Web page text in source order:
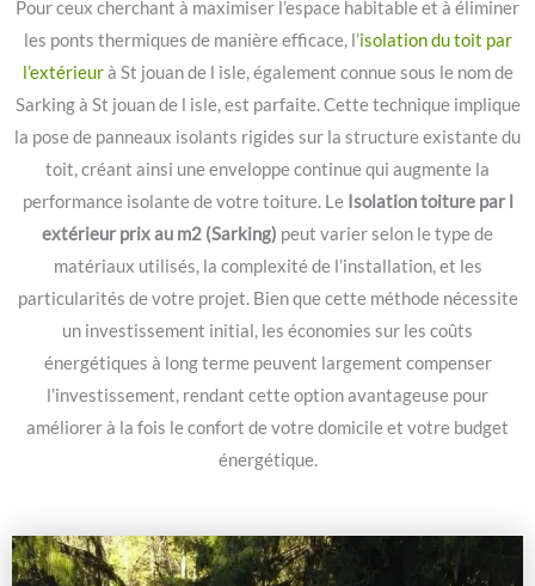
Pour ceux cherchant à maximiser l’espace habitable et à éliminer
les ponts thermiques de manière efficace, l’isolation du toit par
l’extérieurà St jouan de l isle, également connue sous le nom de
Sarking à St jouan de l isle, est parfaite. Cette technique implique
la pose de panneaux isolants rigides sur la structure existante du
toit, créant ainsi une enveloppe continue qui augmente la
performance isolante de votre toiture. Le Isolation toiture par l
extérieur prix au m2 (Sarking) peut varier selon le type de
matériaux utilisés, la complexité de l’installation, et les
particularités de votre projet. Bien que cette méthode nécessite
un investissement initial, les économies sur les coûts
énergétiques à long terme peuvent largement compenser
l’investissement, rendant cette option avantageuse pour
améliorer à la fois le confort de votre domicile et votre budget
énergétique.